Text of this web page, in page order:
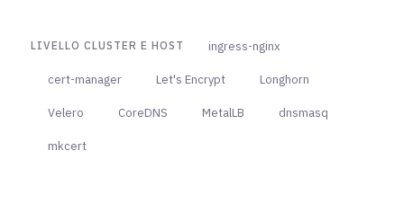
LIVELLO CLUSTER E HOST ingress-nginx
cert-manager Let's Encrypt Longhorn
Velero CoreDNS MetalLB dnsmasq
mkcert